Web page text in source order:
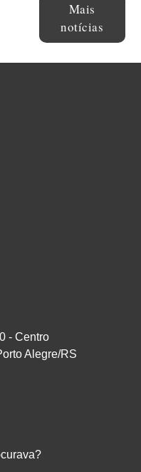
Mais
notícias
- Centro
Alegre/RS